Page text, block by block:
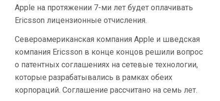
АЙФОНОВ
Apple на протяжении 7-ми лет будет оплачивать
Ericsson лицензионные отчисления.
Североамериканская компания Apple и шведская
компания Ericsson в конце концов решили вопрос
о патентных соглашениях на сетевые технологии,
которые разрабатывались в рамках обеих
корпораций. Соглашение рассчитано на семь лет.